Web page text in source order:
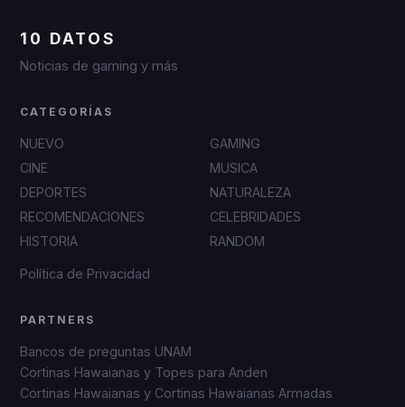
10 DATOS
Noticias de gaming y más
CATEGORÍAS
NUEVO
GAMING
CINE
MUSICA
DEPORTES
NATURALEZA
RECOMENDACIONES
CELEBRIDADES
HISTORIA
RANDOM
Política de Privacidad
PARTNERS
Bancos de preguntas UNAM
Cortinas Hawaianas y Topes para Anden
Cortinas Hawaianas y Cortinas Hawaianas Armadas